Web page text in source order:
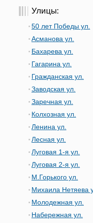
Улицы:
50 лет Победы ул.
Асманова ул.
Бахарева ул.
Гагарина ул.
Гражданская ул.
Заводская ул.
Заречная ул.
Колхозная ул.
Ленина ул.
Лесная ул.
Луговая 1-я ул.
Луговая 2-я ул.
М.Горького ул.
Михаила Нетяева
Молодежная ул.
Набережная ул.